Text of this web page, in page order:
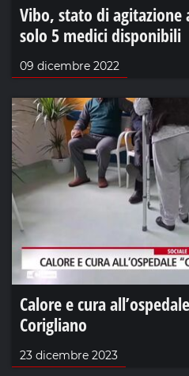
Vibo, stato di agitazione
solo 5 medici disponibili
09 dicembre 2022
Calore e cura
Corigliano
23 dicembre 2023